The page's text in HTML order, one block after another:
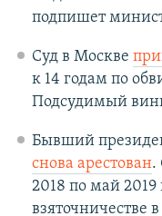
подпишет
Суд в Москве
к 14 годам по
Подсудимый
Бывший
снова арестован.
2018 по май 2019
взяточничестве